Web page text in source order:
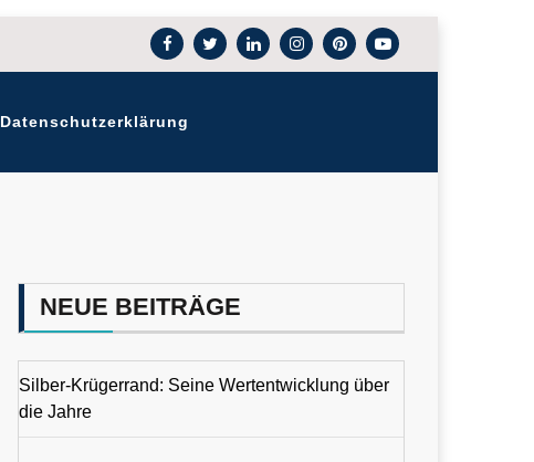
Datenschutzerklärung
NEUE BEITRÄGE
Silber-Krügerrand: Seine Wertentwicklung über
die Jahre